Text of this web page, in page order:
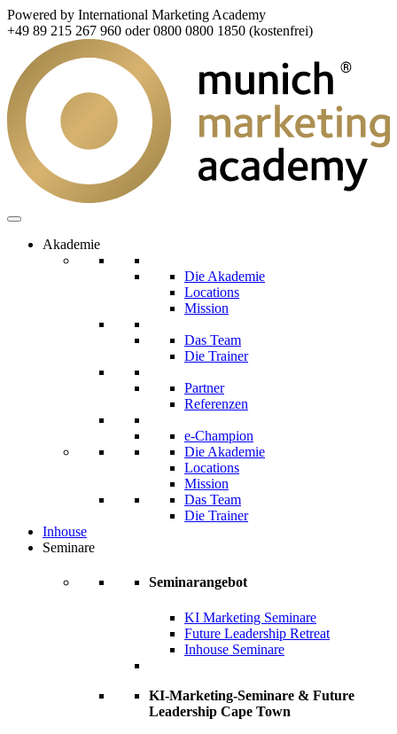
Powered by International Marketing Academy
+49 89 215 267 960 oder 0800 0800 1850 (kostenfrei)
Akademie
Die Akademie
Locations
Mission
Das Team
Die Trainer
Partner
Referenzen
e-Champion
Die Akademie
Locations
Mission
Das Team
Die Trainer
Inhouse
Seminare
Seminarangebot
KI Marketing Seminare
Future Leadership Retreat
Inhouse Seminare
KI-Marketing-Seminare & Future
Leadership Cape Town